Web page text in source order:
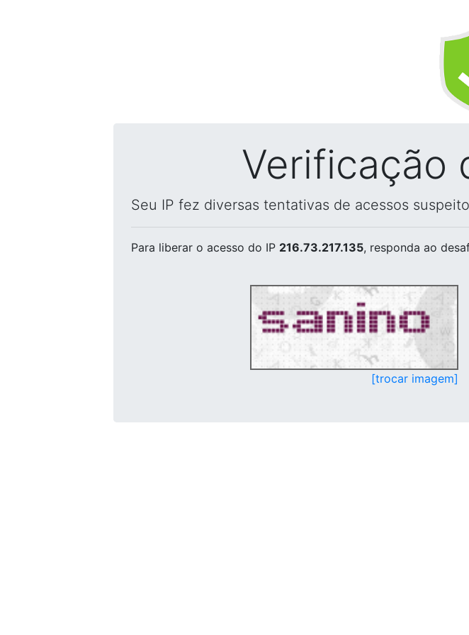
Verificação
Seu IP fez diversas tentativas de acessos
Para liberar o acesso do IP 216.73.217.135, responda ao
[trocar imagem]